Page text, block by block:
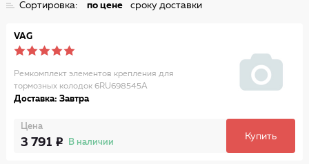
Сортировка: по цене сроку доставки
VAG
Ремкомплект элементов крепления для
тормозных колодок 6RU698545A
Доставка: Завтра
Цена
3 791 В наличии
Купить